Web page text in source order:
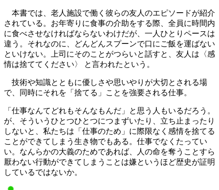
本書では、老人施設で働く彼らの友人のエピソードが紹介
されている。お年寄りに食事の介助をする際、全員に時間内
に食べさせなければならないわけだが、一人ひとりペースは
違う。それなのに、どんどんスプーンで口にご飯を運ばない
といけない。上司にそのことがつらいと話すと、友人は〈感
情は捨ててください〉 と言われたという。
技術や知識とともに優しさや思いやりが大切とされる場
で、同時にそれを「捨てる」ことを強要される仕事。
「仕事なんてどれもそんなもんだ」と思う人もいるだろう。
が、そういうひとつひとつにつまずいたり、立ち止まったり
しないと、私たちは「仕事のため」に際限なく感情を捨てる
ことができてしまう生き物でもある。仕事でなくたってい
い。なんらかの大義のためであれば、人の命を奪うことすら
厭わない行動ができてしまうことは嫌というほど歴史が証明
しているではないか。